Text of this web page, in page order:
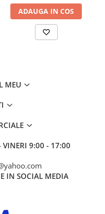
ADAUGA IN COS
MEU
VINERI 9:00 - 17:00
IN SOCIAL MEDIA